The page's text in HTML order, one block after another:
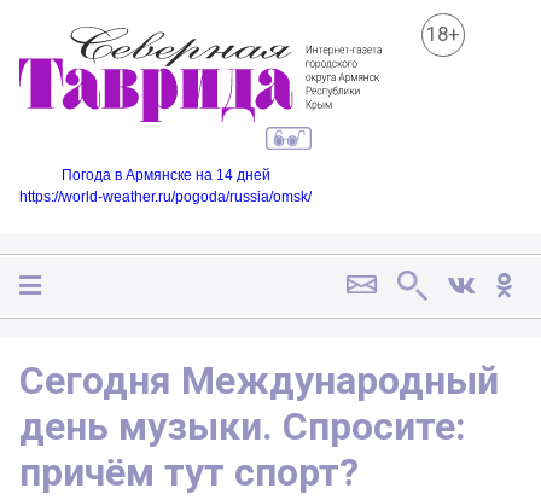
18+
Погода в Армянске на 14 дней
https://world-weather.ru/pogoda/russia/omsk/
Сегодня Международный
день музыки. Спросите:
причём тут спорт?